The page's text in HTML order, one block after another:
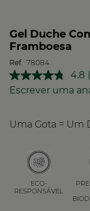
Gel Duche
Framboesa
Ref. 78084
4.8
Escrever uma
Uma Gota = Um
ECO-
RESPONSÁVEL